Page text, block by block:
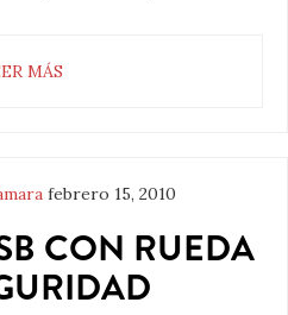
MÁS
febrero 15, 2010
CON RUEDA